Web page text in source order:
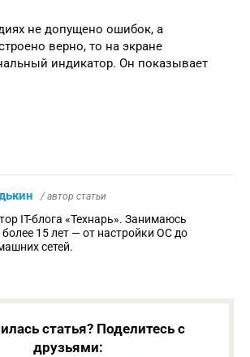
не допущено ошибок, а
верно, то на экране
индикатор. Он показывает
/ автор статьи
IT-блога «Технарь». Занимаюсь
15 лет — от настройки ОС до
сетей.
статья? Поделитесь с
друзьями: